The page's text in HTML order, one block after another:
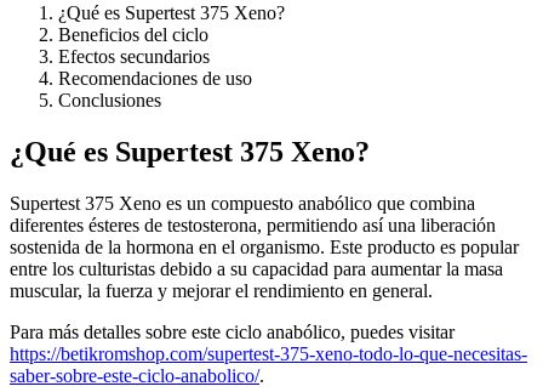
¿Qué es Supertest 375 Xeno?
Beneficios del ciclo
Efectos secundarios
Recomendaciones de uso
Conclusiones
¿Qué es Supertest 375 Xeno?
Supertest 375 Xeno es un compuesto anabólico que combina
diferentes ésteres de testosterona, permitiendo así una liberación
sostenida de la hormona en el organismo. Este producto es popular
entre los culturistas debido a su capacidad para aumentar la masa
muscular, la fuerza y mejorar el rendimiento en general.
Para más detalles sobre este ciclo anabólico, puedes visitar
https://betikromshop.com/supertest-375-xeno-todo-lo-que-necesitas-
saber-sobre-este-ciclo-anabolico/.